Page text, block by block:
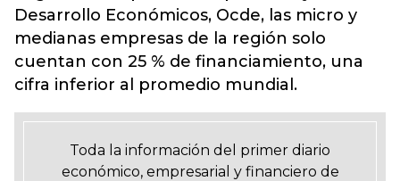
Desarrollo Económicos, Ocde, las micro y
medianas empresas de la región solo
cuentan con 25 % de financiamiento, una
cifra inferior al promedio mundial.
Toda la información del primer diario
económico, empresarial y financiero de